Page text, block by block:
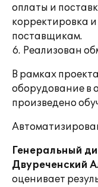
оплаты и
корректировка
поставщикам.
6. Реализован
В рамках
оборудование в
произведено
Генеральный
Двуреченский
оценивает